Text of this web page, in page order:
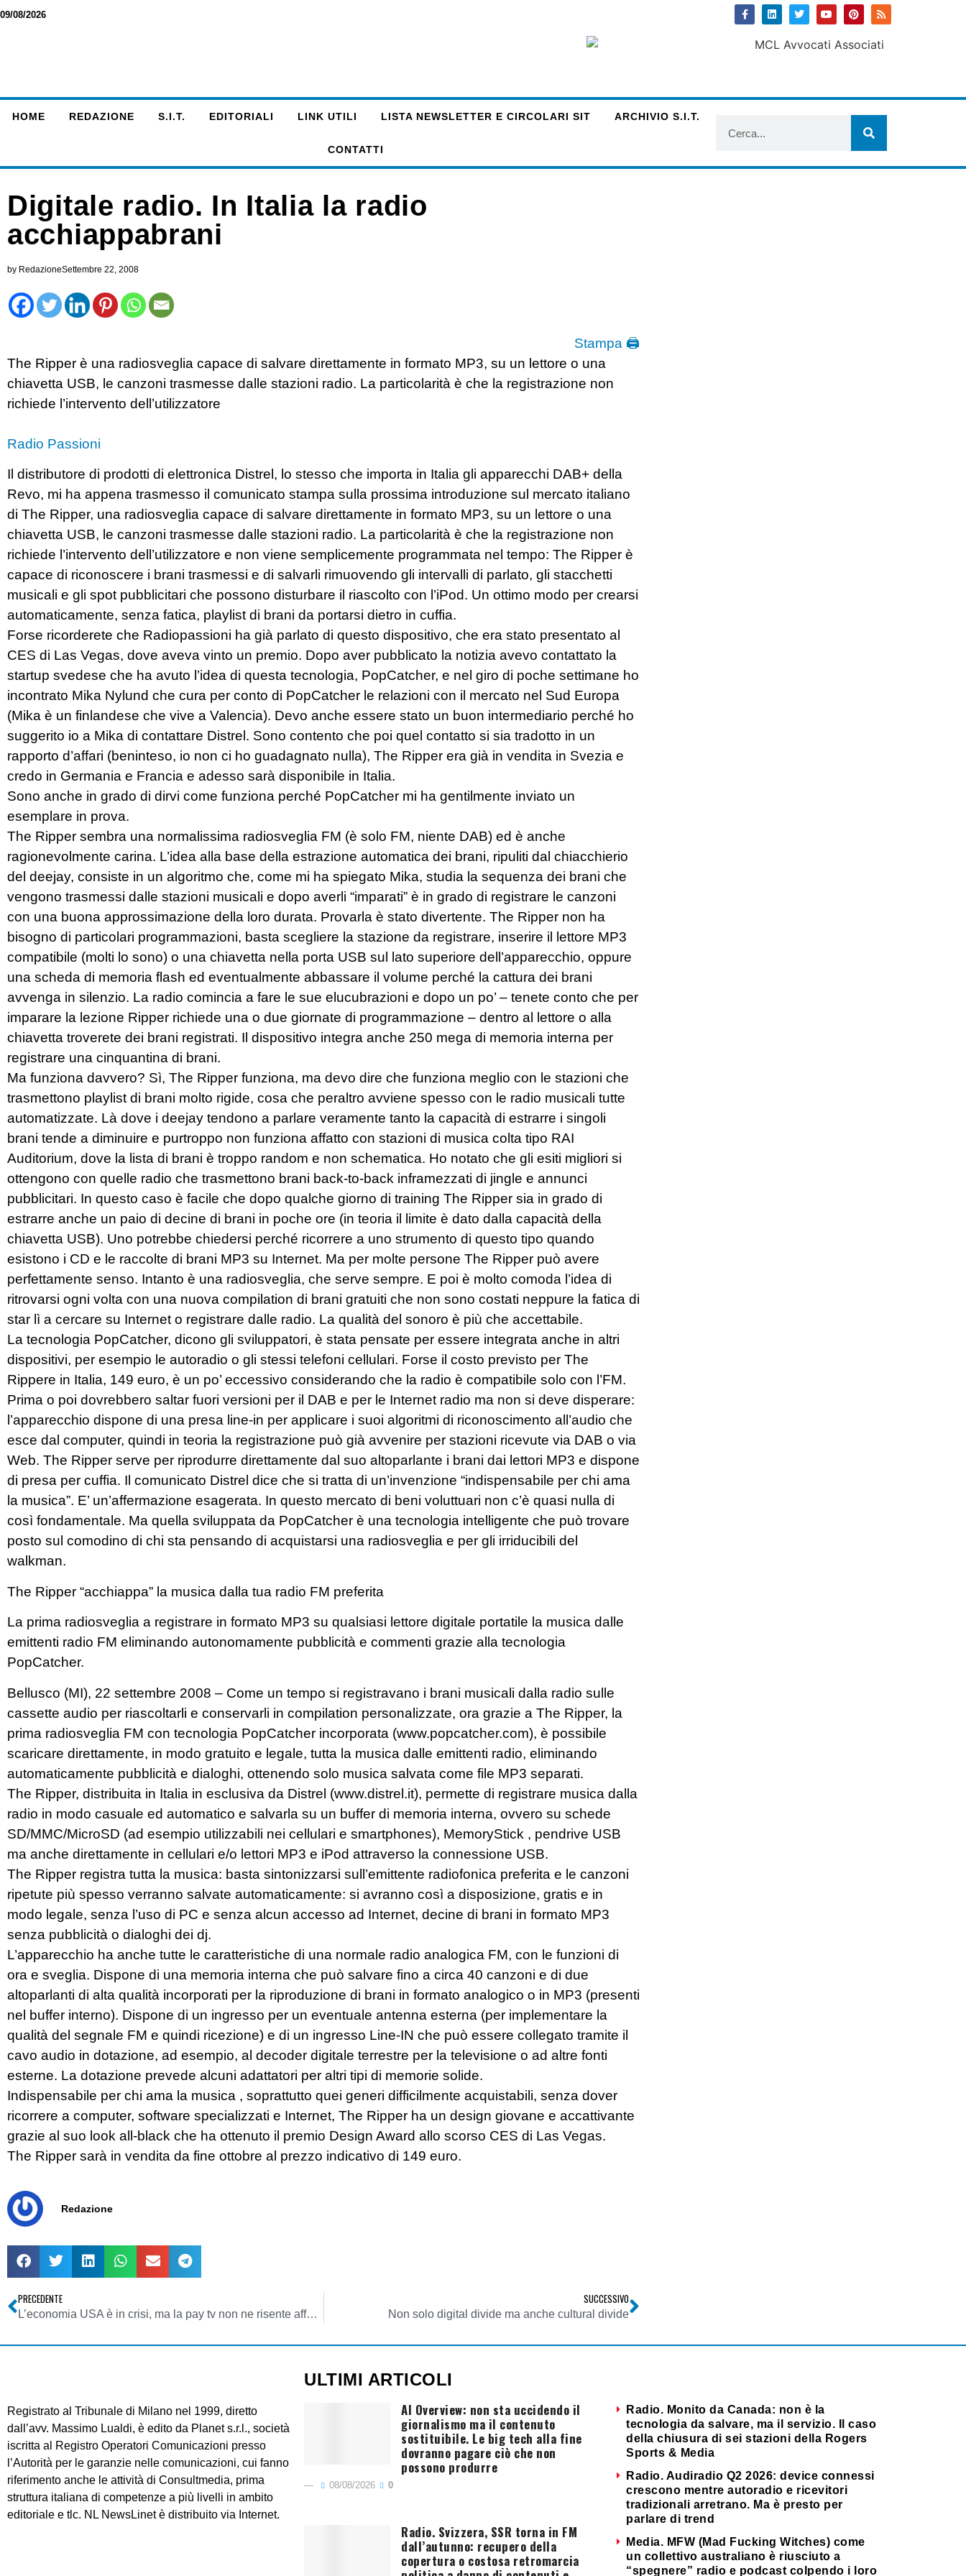
09/08/2026
HOME REDAZIONE S.I.T. EDITORIALI LINK UTILI LISTA NEWSLETTER E CIRCOLARI SIT ARCHIVIO S.I.T.
CONTATTI
Digitale radio. In Italia la radio
acchiappabrani
by RedazioneSettembre 22, 2008
Stampa 🖨
The Ripper è una radiosveglia capace di salvare direttamente in formato MP3, su un lettore o una
chiavetta USB, le canzoni trasmesse dalle stazioni radio. La particolarità è che la registrazione non
richiede l’intervento dell’utilizzatore
Radio Passioni
Il distributore di prodotti di elettronica Distrel, lo stesso che importa in Italia gli apparecchi DAB+ della
Revo, mi ha appena trasmesso il comunicato stampa sulla prossima introduzione sul mercato italiano
di The Ripper, una radiosveglia capace di salvare direttamente in formato MP3, su un lettore o una
chiavetta USB, le canzoni trasmesse dalle stazioni radio. La particolarità è che la registrazione non
richiede l’intervento dell’utilizzatore e non viene semplicemente programmata nel tempo: The Ripper è
capace di riconoscere i brani trasmessi e di salvarli rimuovendo gli intervalli di parlato, gli stacchetti
musicali e gli spot pubblicitari che possono disturbare il riascolto con l’iPod. Un ottimo modo per crearsi
automaticamente, senza fatica, playlist di brani da portarsi dietro in cuffia.
Forse ricorderete che Radiopassioni ha già parlato di questo dispositivo, che era stato presentato al
CES di Las Vegas, dove aveva vinto un premio. Dopo aver pubblicato la notizia avevo contattato la
startup svedese che ha avuto l’idea di questa tecnologia, PopCatcher, e nel giro di poche settimane ho
incontrato Mika Nylund che cura per conto di PopCatcher le relazioni con il mercato nel Sud Europa
(Mika è un finlandese che vive a Valencia). Devo anche essere stato un buon intermediario perché ho
suggerito io a Mika di contattare Distrel. Sono contento che poi quel contatto si sia tradotto in un
rapporto d’affari (beninteso, io non ci ho guadagnato nulla), The Ripper era già in vendita in Svezia e
credo in Germania e Francia e adesso sarà disponibile in Italia.
Sono anche in grado di dirvi come funziona perché PopCatcher mi ha gentilmente inviato un
esemplare in prova.
The Ripper sembra una normalissima radiosveglia FM (è solo FM, niente DAB) ed è anche
ragionevolmente carina. L’idea alla base della estrazione automatica dei brani, ripuliti dal chiacchierio
del deejay, consiste in un algoritmo che, come mi ha spiegato Mika, studia la sequenza dei brani che
vengono trasmessi dalle stazioni musicali e dopo averli “imparati” è in grado di registrare le canzoni
con una buona approssimazione della loro durata. Provarla è stato divertente. The Ripper non ha
bisogno di particolari programmazioni, basta scegliere la stazione da registrare, inserire il lettore MP3
compatibile (molti lo sono) o una chiavetta nella porta USB sul lato superiore dell’apparecchio, oppure
una scheda di memoria flash ed eventualmente abbassare il volume perché la cattura dei brani
avvenga in silenzio. La radio comincia a fare le sue elucubrazioni e dopo un po’ – tenete conto che per
imparare la lezione Ripper richiede una o due giornate di programmazione – dentro al lettore o alla
chiavetta troverete dei brani registrati. Il dispositivo integra anche 250 mega di memoria interna per
registrare una cinquantina di brani.
Ma funziona davvero? Sì, The Ripper funziona, ma devo dire che funziona meglio con le stazioni che
trasmettono playlist di brani molto rigide, cosa che peraltro avviene spesso con le radio musicali tutte
automatizzate. Là dove i deejay tendono a parlare veramente tanto la capacità di estrarre i singoli
brani tende a diminuire e purtroppo non funziona affatto con stazioni di musica colta tipo RAI
Auditorium, dove la lista di brani è troppo random e non schematica. Ho notato che gli esiti migliori si
ottengono con quelle radio che trasmettono brani back-to-back inframezzati di jingle e annunci
pubblicitari. In questo caso è facile che dopo qualche giorno di training The Ripper sia in grado di
estrarre anche un paio di decine di brani in poche ore (in teoria il limite è dato dalla capacità della
chiavetta USB). Uno potrebbe chiedersi perché ricorrere a uno strumento di questo tipo quando
esistono i CD e le raccolte di brani MP3 su Internet. Ma per molte persone The Ripper può avere
perfettamente senso. Intanto è una radiosveglia, che serve sempre. E poi è molto comoda l’idea di
ritrovarsi ogni volta con una nuova compilation di brani gratuiti che non sono costati neppure la fatica di
star lì a cercare su Internet o registrare dalle radio. La qualità del sonoro è più che accettabile.
La tecnologia PopCatcher, dicono gli sviluppatori, è stata pensate per essere integrata anche in altri
dispositivi, per esempio le autoradio o gli stessi telefoni cellulari. Forse il costo previsto per The
Rippere in Italia, 149 euro, è un po’ eccessivo considerando che la radio è compatibile solo con l’FM.
Prima o poi dovrebbero saltar fuori versioni per il DAB e per le Internet radio ma non si deve disperare:
l’apparecchio dispone di una presa line-in per applicare i suoi algoritmi di riconoscimento all’audio che
esce dal computer, quindi in teoria la registrazione può già avvenire per stazioni ricevute via DAB o via
Web. The Ripper serve per riprodurre direttamente dal suo altoparlante i brani dai lettori MP3 e dispone
di presa per cuffia. Il comunicato Distrel dice che si tratta di un’invenzione “indispensabile per chi ama
la musica”. E’ un’affermazione esagerata. In questo mercato di beni voluttuari non c’è quasi nulla di
così fondamentale. Ma quella sviluppata da PopCatcher è una tecnologia intelligente che può trovare
posto sul comodino di chi sta pensando di acquistarsi una radiosveglia e per gli irriducibili del
walkman.
The Ripper “acchiappa” la musica dalla tua radio FM preferita
La prima radiosveglia a registrare in formato MP3 su qualsiasi lettore digitale portatile la musica dalle
emittenti radio FM eliminando autonomamente pubblicità e commenti grazie alla tecnologia
PopCatcher.
Bellusco (MI), 22 settembre 2008 – Come un tempo si registravano i brani musicali dalla radio sulle
cassette audio per riascoltarli e conservarli in compilation personalizzate, ora grazie a The Ripper, la
prima radiosveglia FM con tecnologia PopCatcher incorporata (www.popcatcher.com), è possibile
scaricare direttamente, in modo gratuito e legale, tutta la musica dalle emittenti radio, eliminando
automaticamente pubblicità e dialoghi, ottenendo solo musica salvata come file MP3 separati.
The Ripper, distribuita in Italia in esclusiva da Distrel (www.distrel.it), permette di registrare musica dalla
radio in modo casuale ed automatico e salvarla su un buffer di memoria interna, ovvero su schede
SD/MMC/MicroSD (ad esempio utilizzabili nei cellulari e smartphones), MemoryStick , pendrive USB
ma anche direttamente in cellulari e/o lettori MP3 e iPod attraverso la connessione USB.
The Ripper registra tutta la musica: basta sintonizzarsi sull’emittente radiofonica preferita e le canzoni
ripetute più spesso verranno salvate automaticamente: si avranno così a disposizione, gratis e in
modo legale, senza l’uso di PC e senza alcun accesso ad Internet, decine di brani in formato MP3
senza pubblicità o dialoghi dei dj.
L’apparecchio ha anche tutte le caratteristiche di una normale radio analogica FM, con le funzioni di
ora e sveglia. Dispone di una memoria interna che può salvare fino a circa 40 canzoni e di due
altoparlanti di alta qualità incorporati per la riproduzione di brani in formato analogico o in MP3 (presenti
nel buffer interno). Dispone di un ingresso per un eventuale antenna esterna (per implementare la
qualità del segnale FM e quindi ricezione) e di un ingresso Line-IN che può essere collegato tramite il
cavo audio in dotazione, ad esempio, al decoder digitale terrestre per la televisione o ad altre fonti
esterne. La dotazione prevede alcuni adattatori per altri tipi di memorie solide.
Indispensabile per chi ama la musica , soprattutto quei generi difficilmente acquistabili, senza dover
ricorrere a computer, software specializzati e Internet, The Ripper ha un design giovane e accattivante
grazie al suo look all-black che ha ottenuto il premio Design Award allo scorso CES di Las Vegas.
The Ripper sarà in vendita da fine ottobre al prezzo indicativo di 149 euro.
Redazione
PRECEDENTE
L’economia USA è in crisi, ma la pay tv non ne risente affatto
SUCCESSIVO
Non solo digital divide ma anche cultural divide
Registrato al Tribunale di Milano nel 1999, diretto
dall’avv. Massimo Lualdi, è edito da Planet s.r.l., società
iscritta al Registro Operatori Comunicazioni presso
l’Autorità per le garanzie nelle comunicazioni, cui fanno
riferimento anche le attività di Consultmedia, prima
struttura italiana di competenze a più livelli in ambito
editoriale e tlc. NL NewsLinet è distribuito via Internet.
ULTIMI ARTICOLI
AI Overview: non sta uccidendo il
giornalismo ma il contenuto
sostituibile. Le big tech alla fine
dovranno pagare ciò che non
possono produrre
08/08/2026 0
Radio. Svizzera, SSR torna in FM
dall’autunno: recupero della
copertura o costosa retromarcia
Radio. Monito da Canada: non è la
tecnologia da salvare, ma il servizio. Il caso
della chiusura di sei stazioni della Rogers
Sports & Media
Radio. Audiradio Q2 2026: device connessi
crescono mentre autoradio e ricevitori
tradizionali arretrano. Ma è presto per
parlare di trend
Media. MFW (Mad Fucking Witches) come
un collettivo australiano è riusciuto a
“spegnere” radio e podcast colpendo i loro